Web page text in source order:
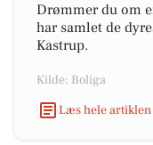
Drømmer du om
har samlet de
Kastrup.
Kilde: Boliga
Læs hele